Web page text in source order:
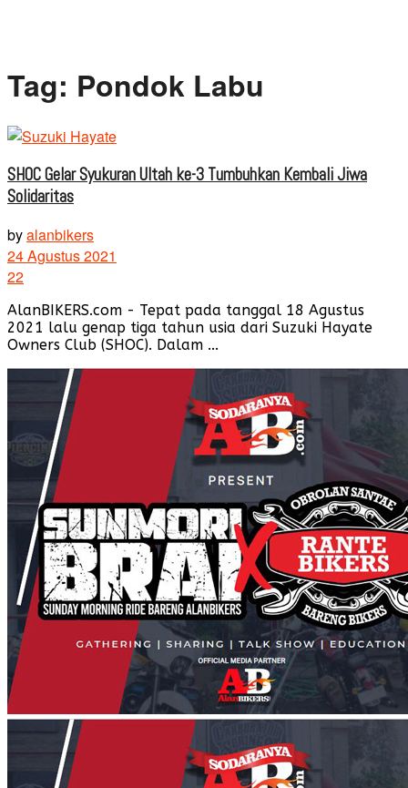
Tag: Pondok Labu
SHOC Gelar Syukuran Ultah ke-3 Tumbuhkan Kembali Jiwa
Solidaritas
byalanbikers
24 Agustus 2021
22
AlanBIKERS.com - Tepat pada tanggal 18 Agustus
2021 lalu genap tiga tahun usia dari Suzuki Hayate
Owners Club (SHOC). Dalam ...